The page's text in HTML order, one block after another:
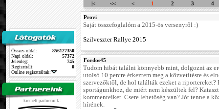
Összes oldal:
856127350
Napi oldal:
57372
Jelenleg:
745
Regisztrált:
0
Online regisztráltak:
kiemelt partnerünk :
|<
<< < 1 2 3 4
Provi
Saját összefoglalóm a 2015-ös versenyről :)
Szilveszter Rallye 2015
Fordos45
Tudom hibát találni könnyebb mint, dolgozni az
utolsó 10 percre érkeztem meg a közvetítésre és
szervezőktől, de hol találták ezeket a riportereket?
sportágunkhoz, de miért nem készültek fel?
kommenteiket. Csere lehetőség van? Jót tenne a
hírének.